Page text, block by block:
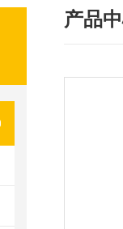
产品